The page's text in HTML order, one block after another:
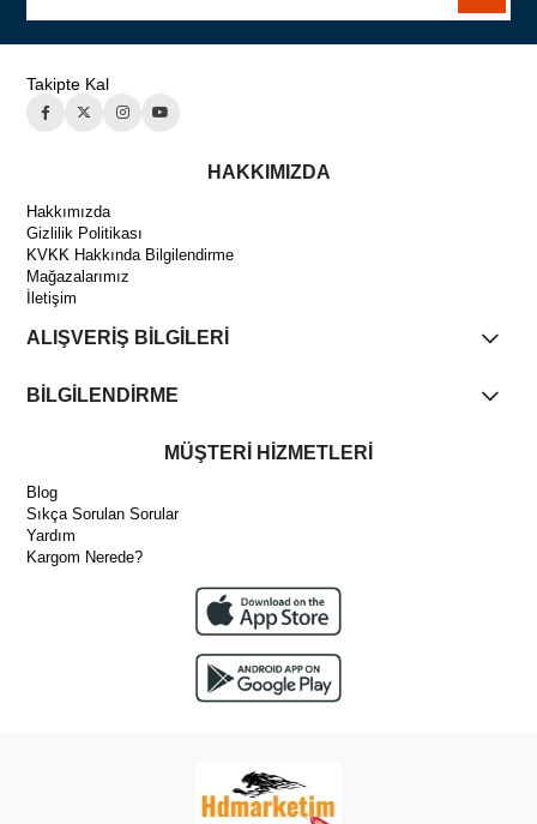
Takipte Kal
HAKKIMIZDA
Hakkımızda
Gizlilik Politikası
KVKK Hakkında Bilgilendirme
Mağazalarımız
İletişim
ALIŞVERİŞ BİLGİLERİ
BİLGİLENDİRME
MÜŞTERİ HİZMETLERİ
Blog
Sıkça Sorulan Sorular
Yardım
Kargom Nerede?